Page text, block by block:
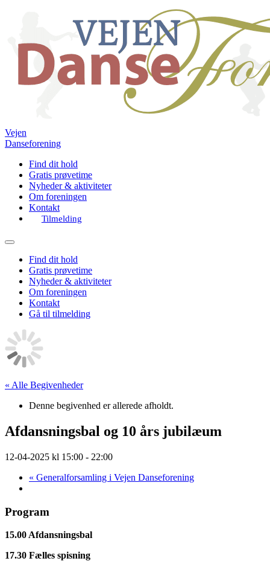
Vejen
Danseforening
Find dit hold
Gratis prøvetime
Nyheder & aktiviteter
Om foreningen
Kontakt
Tilmelding
Find dit hold
Gratis prøvetime
Nyheder & aktiviteter
Om foreningen
Kontakt
Gå til tilmelding
« Alle Begivenheder
Denne begivenhed er allerede afholdt.
Afdansningsbal og 10 års jubilæum
12-04-2025 kl 15:00 - 22:00
« Generalforsamling i Vejen Danseforening
Program
15.00 Afdansningsbal
17.30 Fælles spisning